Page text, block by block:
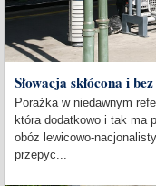
Słowacja skłócona i
Porażka w niedawnym
która dodatkowo i tak ma
obóz lewicowo-
przepyc...